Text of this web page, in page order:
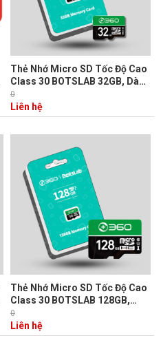
Thẻ Nhớ Micro SD Tốc Độ Cao
Class 30 BOTSLAB 32GB, Dành
cho Camera và Điện thoại, Tốc
độ 30mb/s
0
Liên hệ
Thẻ Nhớ Micro SD Tốc Độ Cao
Class 30 BOTSLAB 128GB,
Dành cho Camera và Điện
thoại, Tốc độ 30mb/s
0
Liên hệ